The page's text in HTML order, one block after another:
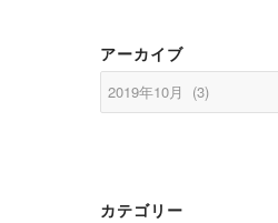
アーカイブ
カテゴリー